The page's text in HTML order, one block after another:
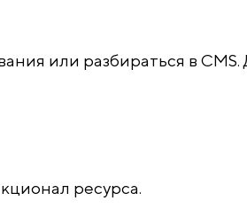
или разбираться в
ресурса.